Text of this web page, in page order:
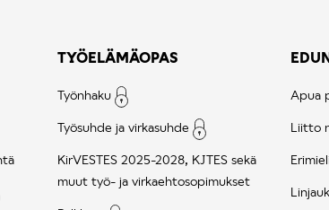
TYÖELÄMÄOPAS
Työnhaku
Työsuhde ja virkasuhde
KirVESTES 2025-2028, KJTES sekä
muut työ- ja virkaehtosopimukset
Apua
Liitto